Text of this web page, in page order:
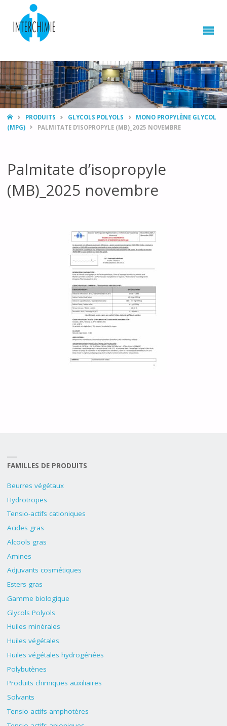
HOMEPRODUITS GLYCOLS POLYOLS
MONO PROPYLÈNE GLYCOL
(MPG)
PALMITATE D’ISOPROPYLE (MB)_2025 NOVEMBRE
Palmitate d’isopropyle
(MB)_2025 novembre
FAMILLES DE PRODUITS
Beurres végétaux
Hydrotropes
Tensio-actifs cationiques
Acides gras
Alcools gras
Amines
Adjuvants cosmétiques
Esters gras
Gamme biologique
Glycols Polyols
Huiles minérales
Huiles végétales
Huiles végétales hydrogénées
Polybutènes
Produits chimiques auxiliaires
Solvants
Tensio-actifs amphotères